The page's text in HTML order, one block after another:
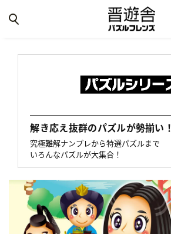
解き応え抜群のパズルが勢揃い！
究極難解ナンプレから特選パズルまで
いろんなパズルが大集合！